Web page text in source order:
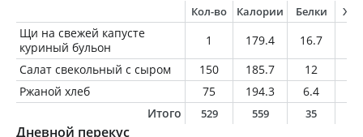
Кол-во Калории Белки
Щи на свежей капусте
куриный бульон
1 179.4 16.7
Салат свекольный с сыром
150 185.7 12
Ржаной хлеб
75 194.3 6.4
Итого
529 559 35
Дневной перекус